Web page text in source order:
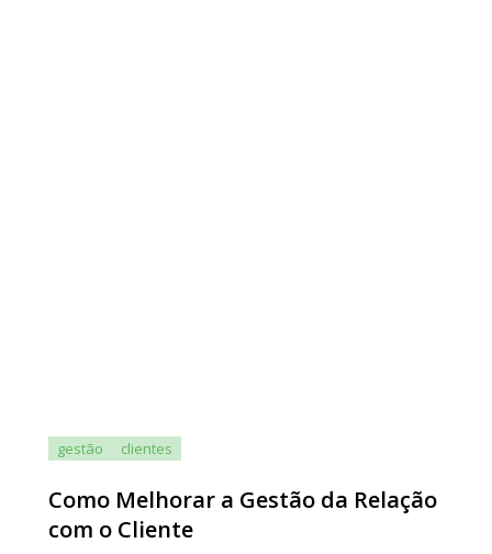
gestão clientes
Como Melhorar a Gestão da Relação
com o Cliente